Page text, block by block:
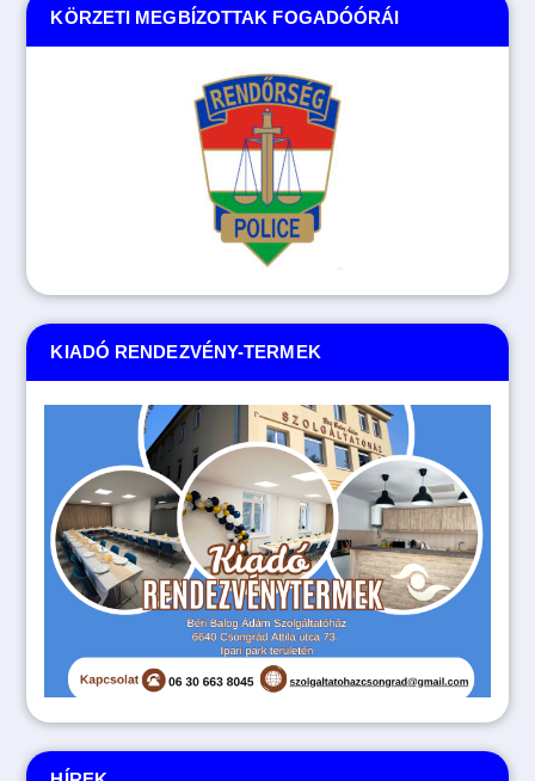
KIADÓ RENDEZVÉNY-TERMEK
KÖRZETI MEGBÍZOTTAK FOGADÓÓRÁI